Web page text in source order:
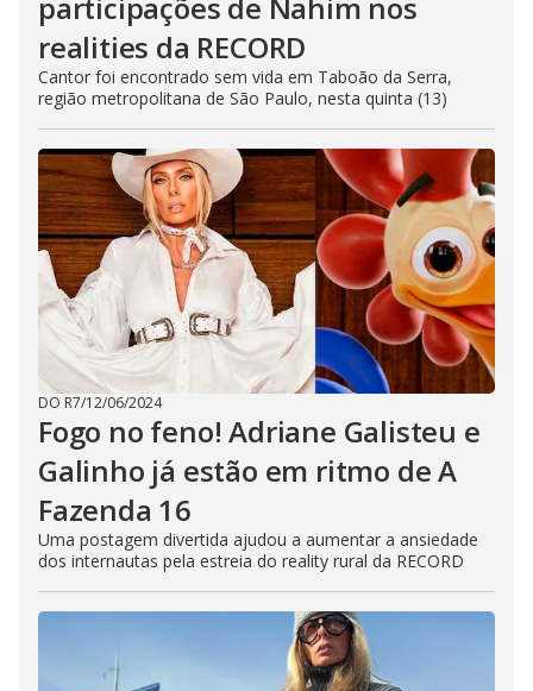
realities da RECORD
Cantor foi encontrado sem vida em Taboão da Serra,
região metropolitana de São Paulo, nesta quinta (13)
DO R7/12/06/2024
Fogo no feno! Adriane Galisteu e
Galinho já estão em ritmo de A
Fazenda 16
Uma postagem divertida ajudou a aumentar a ansiedade
dos internautas pela estreia do reality rural da RECORD